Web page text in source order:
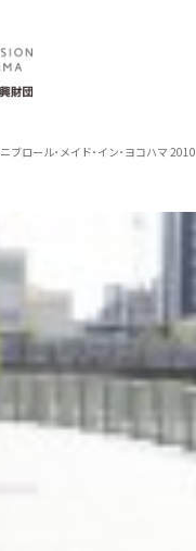
ニブロール･メイド･イン･ヨコハマ 2010